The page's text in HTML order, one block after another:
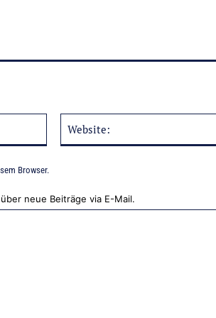
Mail:*
Browser.
über neue Beiträge via E-Mail.